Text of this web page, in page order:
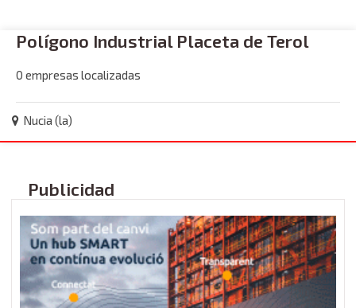
Polígono Industrial Placeta de Terol
0 empresas localizadas
Nucia (la)
Publicidad